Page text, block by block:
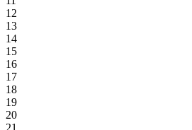
12
13
14
15
16
17
18
19
20